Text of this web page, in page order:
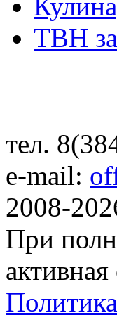
ТВН
тел.
e-mail:
2008-
При